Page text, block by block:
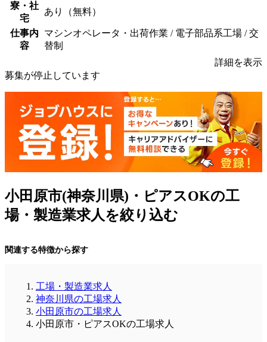
寮・社
宅
あり（無料）
仕事内
容
マシンオペレータ・出荷作業 / 電子部品系工場 / 交
替制
詳細を表示
募集が停止しています
小田原市(神奈川県)・ピアスOKの工
場・製造業求人を絞り込む
関連する特徴から探す
工場・製造業求人
神奈川県の工場求人
小田原市の工場求人
小田原市・ピアスOKの工場求人